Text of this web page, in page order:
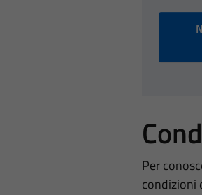
Per
condizioni